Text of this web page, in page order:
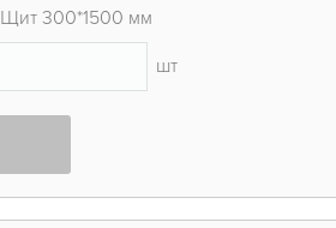
Щит 300*1500 мм
шт